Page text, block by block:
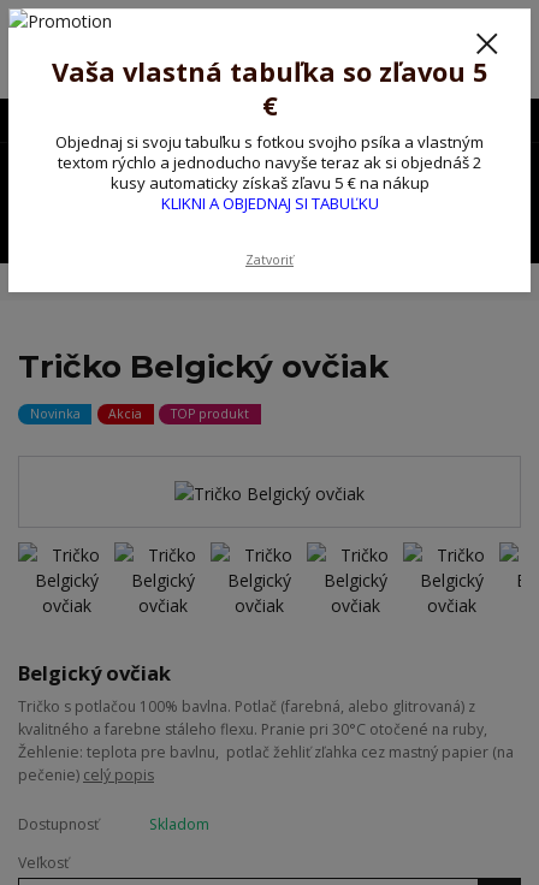
Poprosíme ctených zákazníkov o trpezlivosť, v tomto období máme
Preto sme Vám pripravili malý darček ako ospravedlnenie.
!!! ZĽAVA 5€ na PRVÚ objednávku nad 30€ s kódom pozorpes5 !!!
0,00 EUR
Tričko Belgický ovčiak
Novinka Akcia TOP produkt
Belgický ovčiak
Tričko s potlačou 100% bavlna. Potlač (farebná, alebo glitrovaná) z
kvalitného a farebne stáleho flexu. Pranie pri 30°C otočené na ruby,
Žehlenie: teplota pre bavlnu, potlač žehliť zľahka cez mastný papier (na
pečenie) celý popis
Dostupnosť
Skladom
Veľkosť
Vaša vlastná tabuľka so zľavou 5
€
Objednaj si svoju tabuľku s fotkou svojho psíka a vlastným
textom rýchlo a jednoducho navyše teraz ak si objednáš 2
kusy automaticky získaš zľavu 5 € na nákup
KLIKNI A OBJEDNAJ SI TABUĽKU
Zatvoriť